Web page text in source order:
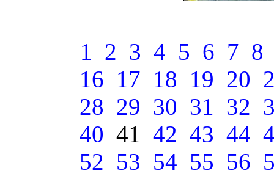
1 2 3 4 5 6 7 8
16 17 18 19 20
28 29 30 31 32
40 41 42 43 44
52 53 54 55 56